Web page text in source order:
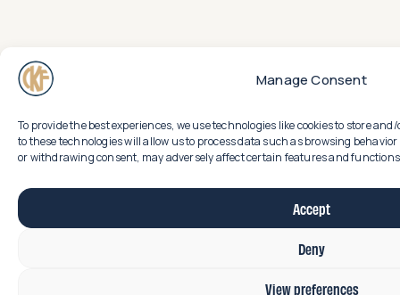
Manage Consent
To provide the best experiences, we use technologies like cookies to store
to these technologies will allow us to process data such as browsing
or withdrawing consent, may adversely affect certain features and
Accept
Deny
View preferences